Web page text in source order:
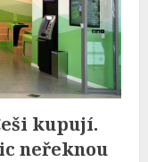
kupují.
neřeknou